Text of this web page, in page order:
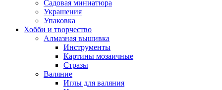
Садовая миниатюра
Украшения
Упаковка
Хобби и творчество
Алмазная вышивка
Инструменты
Картины мозаичные
Стразы
Валяние
Иглы для валяния